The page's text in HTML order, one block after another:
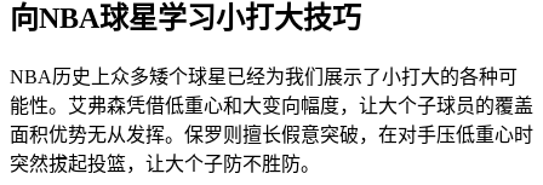
向NBA球星学习小打大技巧
NBA历史上众多矮个球星已经为我们展示了小打大的各种可
能性。艾弗森凭借低重心和大变向幅度，让大个子球员的覆盖
面积优势无从发挥。保罗则擅长假意突破，在对手压低重心时
突然拔起投篮，让大个子防不胜防。